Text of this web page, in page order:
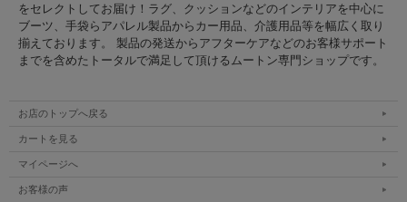
をセレクトしてお届け！ラグ、クッションなどのインテリアを中心に
ブーツ、手袋らアパレル製品からカー用品、介護用品等を幅広く取り
揃えております。 製品の発送からアフターケアなどのお客様サポート
までを含めたトータルで満足して頂けるムートン専門ショップです。
お店のトップへ戻る
カートを見る
マイページへ
お客様の声